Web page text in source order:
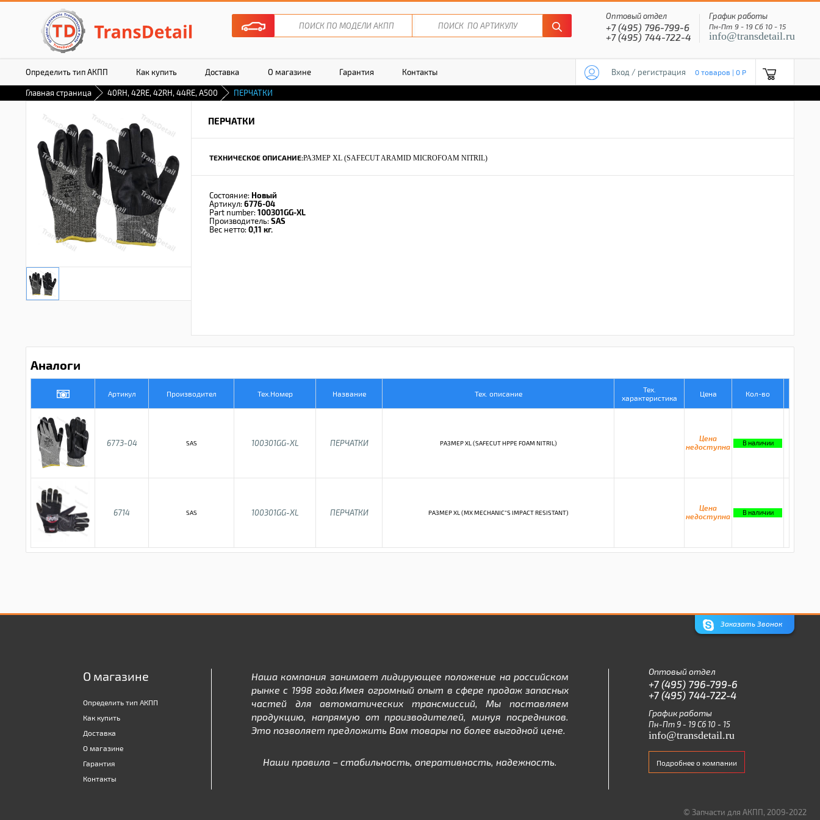
Оптовый отдел
+7 (495) 796-799-6
+7 (495) 744-722-4
График работы
Пн-Пт 9 - 19 Сб 10 - 15
info@transdetail.ru
Определить тип АКПП Как купить Доставка О магазине Гарантия Контакты Вход / регистрация 0 товаров | 0 P
Главная страница 40RH, 42RE, 42RH, 44RE, A500 ПЕРЧАТКИ
ПЕРЧАТКИ
ТЕХНИЧЕСКОЕ ОПИСАНИЕ:РАЗМЕР XL (SAFECUT ARAMID MICROFOAM NITRIL)
Состояние: Новый
Артикул: 6776-04
Part number: 100301GG-XL
Производитель: SAS
Вес нетто: 0,11 кг.
Аналоги
Артикул Производител Тех.Номер Название Тех. описание
Тех.
характеристика
Цена Кол-во
6773-04 SAS 100301GG-XL ПЕРЧАТКИ РАЗМЕР XL (SAFECUT HPPE FOAM NITRIL)
Цена
недоступна
В наличии
6714 SAS 100301GG-XL ПЕРЧАТКИ РАЗМЕР XL (MX MECHANIC"S IMPACT RESISTANT)
Цена
недоступна
В наличии
Заказать Звонок
О магазине
Определить тип АКПП
Как купить
Доставка
О магазине
Гарантия
Контакты
Наша компания занимает лидирующее положение на российском
рынке с 1998 года.Имея огромный опыт в сфере продаж запасных
частей для автоматических трансмиссий, Мы поставляем
продукцию, напрямую от производителей, минуя посредников.
Это позволяет предложить Вам товары по более выгодной цене.
Наши правила – стабильность, оперативность, надежность.
Оптовый отдел
+7 (495) 796-799-6
+7 (495) 744-722-4
График работы
Пн-Пт 9 - 19 Сб 10 - 15
info@transdetail.ru
Подробнее о компании
© Запчасти для АКПП, 2009-2022